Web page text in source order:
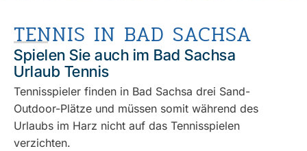
TENNIS IN BAD SACHSA
Spielen Sie auch im Bad Sachsa
Urlaub Tennis
Tennisspieler finden in Bad Sachsa drei Sand-
Outdoor-Plätze und müssen somit während des
Urlaubs im Harz nicht auf das Tennisspielen
verzichten.